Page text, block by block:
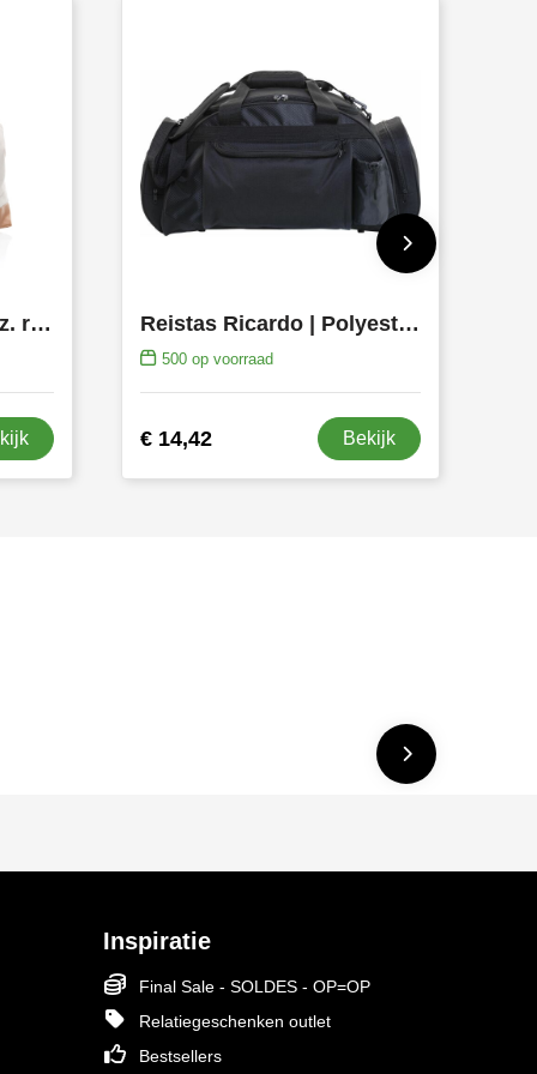
Impact AWARE™ 16 oz. rcanvas large weekendtas Reistas Ricardo | Polyester | 40 l
500 op voorraad
€ 14,42 Bekijk
Inspiratie
Final Sale - SOLDES - OP=OP
Relatiegeschenken outlet
Bestsellers